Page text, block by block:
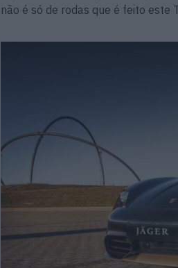
não é só de rodas que é feito este